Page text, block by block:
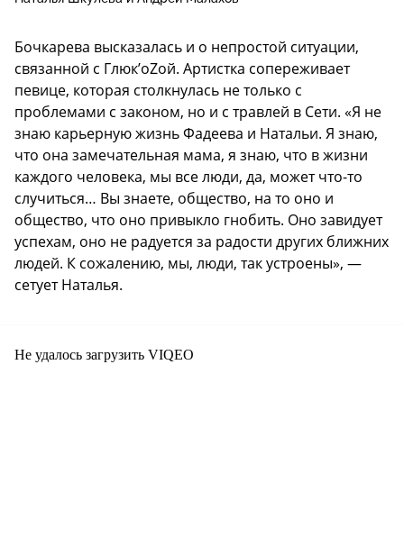
Бочкарева высказалась и о непростой ситуации,
связанной с Глюк’оZой. Артистка сопереживает
певице, которая столкнулась не только с
проблемами с законом, но и с травлей в Сети. «Я не
знаю карьерную жизнь Фадеева и Натальи. Я знаю,
что она замечательная мама, я знаю, что в жизни
каждого человека, мы все люди, да, может что-то
случиться… Вы знаете, общество, на то оно и
общество, что оно привыкло гнобить. Оно завидует
успехам, оно не радуется за радости других ближних
людей. К сожалению, мы, люди, так устроены», —
сетует Наталья.
Не удалось загрузить VIQEO